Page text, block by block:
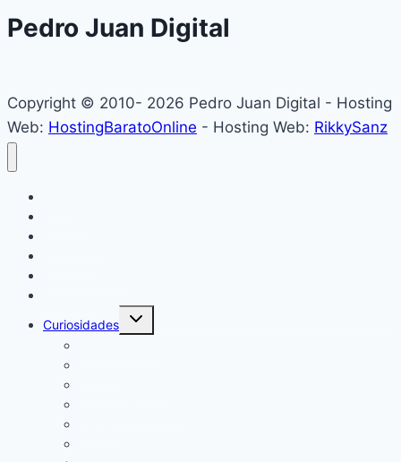
Pedro Juan Digital
Copyright © 2010- 2026 Pedro Juan Digital - Hosting
Web: HostingBaratoOnline - Hosting Web: RikkySanz
Curiosidades
Alternar